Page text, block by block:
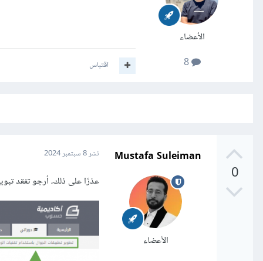
الأعضاء
8
اقتباس
0
Mustafa Suleiman
الأعضاء
نشر8 سبتمبر 2024
عذرًا على ذلك، أرجو تفقد